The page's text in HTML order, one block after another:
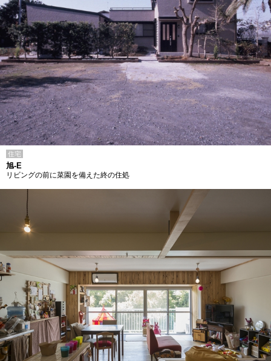
住宅
旭-E
リビングの前に菜園を備えた終の住処